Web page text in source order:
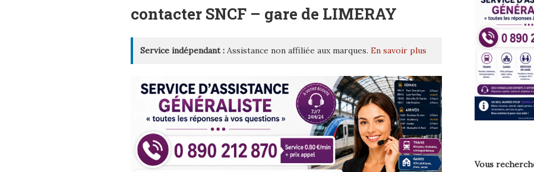
contacter SNCF – gare de LIMERAY
Service indépendant : Assistance non affiliée aux marques. En savoir plus
Vous